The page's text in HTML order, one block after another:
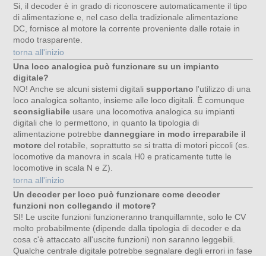
Si, il decoder è in grado di riconoscere automaticamente il tipo
di alimentazione e, nel caso della tradizionale alimentazione
DC, fornisce al motore la corrente proveniente dalle rotaie in
modo trasparente.
torna all'inizio
Una loco analogica può funzionare su un impianto
digitale?
NO! Anche se alcuni sistemi digitali supportano l'utilizzo di una
loco analogica soltanto, insieme alle loco digitali. È comunque
sconsigliabile usare una locomotiva analogica su impianti
digitali che lo permettono, in quanto la tipologia di
alimentazione potrebbe danneggiare in modo irreparabile il
motore del rotabile, soprattutto se si tratta di motori piccoli (es.
locomotive da manovra in scala H0 e praticamente tutte le
locomotive in scala N e Z).
torna all'inizio
Un decoder per loco può funzionare come decoder
funzioni non collegando il motore?
SI! Le uscite funzioni funzioneranno tranquillamnte, solo le CV
molto probabilmente (dipende dalla tipologia di decoder e da
cosa c'è attaccato all'uscite funzioni) non saranno leggebili.
Qualche centrale digitale potrebbe segnalare degli errori in fase